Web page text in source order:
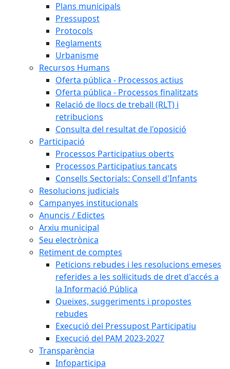
Plans municipals
Pressupost
Protocols
Reglaments
Urbanisme
Recursos Humans
Oferta pública - Processos actius
Oferta pública - Processos finalitzats
Relació de llocs de treball (RLT) i
retribucions
Consulta del resultat de l'oposició
Participació
Processos Participatius oberts
Processos Participatius tancats
Consells Sectorials: Consell d'Infants
Resolucions judicials
Campanyes institucionals
Anuncis / Edictes
Arxiu municipal
Seu electrònica
Retiment de comptes
Peticions rebudes i les resolucions emeses
referides a les sol·licituds de dret d'accés a
la Informació Pública
Queixes, suggeriments i propostes
rebudes
Execució del Pressupost Participatiu
Execució del PAM 2023-2027
Transparència
Infoparticipa